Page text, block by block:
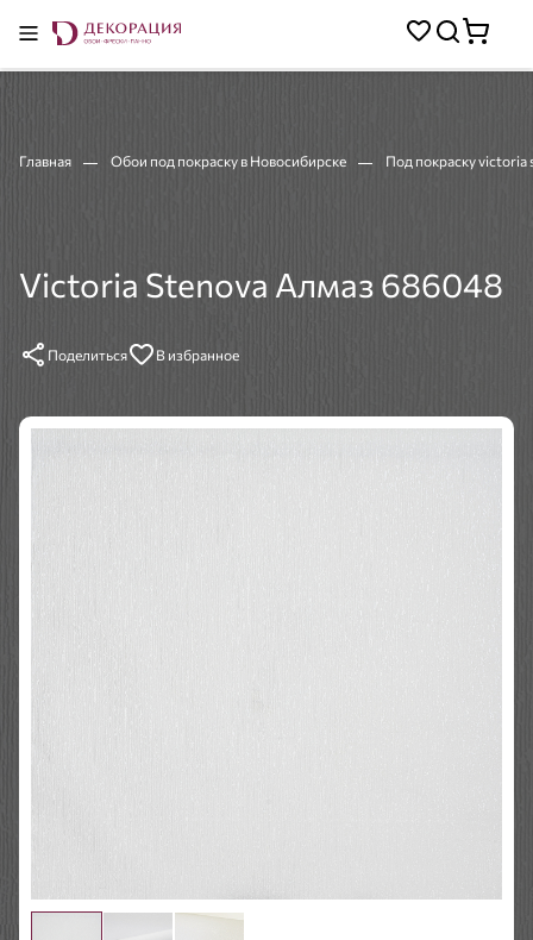
Главная Обои под покраску в Новосибирске Под покраску victoria
Victoria Stenova Алмаз 686048
Поделиться В избранное